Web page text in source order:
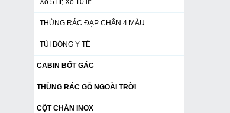
Xô 5 lít; Xô 10 lít...
THÙNG RÁC ĐẠP CHÂN 4 MÀU
TÚI BÓNG Y TẾ
CABIN BỐT GÁC
THÙNG RÁC GỖ NGOÀI TRỜI
CỘT CHẮN INOX